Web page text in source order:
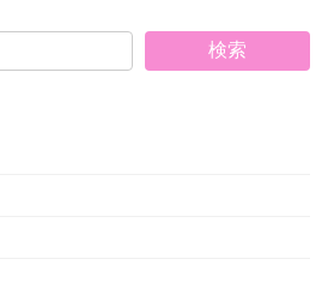
検索